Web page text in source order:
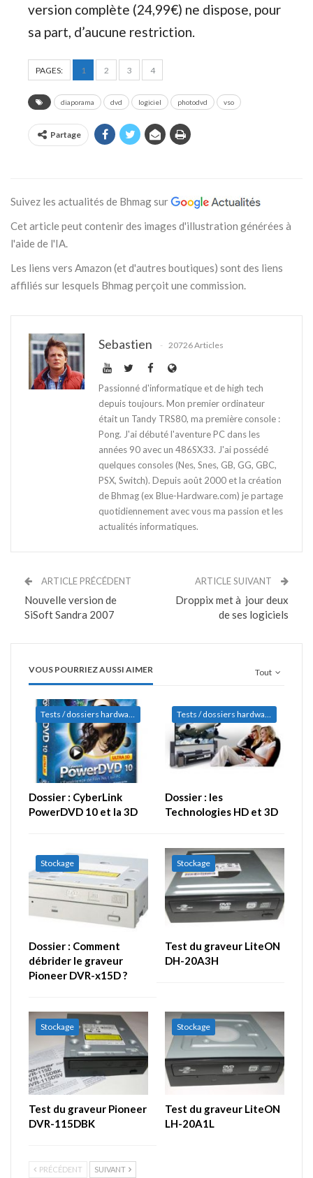
version complète (24,99€) ne dispose, pour
sa part, d’aucune restriction.
PAGES: 1 2 3 4
diaporama dvd logiciel photodvd vso
Partage
Suivez les actualités de Bhmag sur
Cet article peut contenir des images d'illustration générées à
l'aide de l'IA.
Les liens vers Amazon (et d'autres boutiques) sont des liens
affiliés sur lesquels Bhmag perçoit une commission.
Sebastien 20726 Articles
Passionné d'informatique et de high tech
depuis toujours. Mon premier ordinateur
était un Tandy TRS80, ma première console :
Pong. J'ai débuté l'aventure PC dans les
années 90 avec un 486SX33. J'ai possédé
quelques consoles (Nes, Snes, GB, GG, GBC,
PSX, Switch). Depuis août 2000 et la création
de Bhmag (ex Blue-Hardware.com) je partage
quotidiennement avec vous ma passion et les
actualités informatiques.
ARTICLE PRÉCÉDENT
Nouvelle version de
SiSoft Sandra 2007
ARTICLE SUIVANT
Droppix met à jour deux
de ses logiciels
Tout
VOUS POURRIEZ AUSSI AIMER
Tests / dossiers hardware
Dossier : CyberLink
PowerDVD 10 et la 3D
Tests / dossiers hardware
Dossier : les
Technologies HD et 3D
Stockage
Dossier : Comment
débrider le graveur
Pioneer DVR-x15D ?
Stockage
Test du graveur LiteON
DH-20A3H
Stockage
Test du graveur Pioneer
DVR-115DBK
Stockage
Test du graveur LiteON
LH-20A1L
PRÉCÉDENT SUIVANT